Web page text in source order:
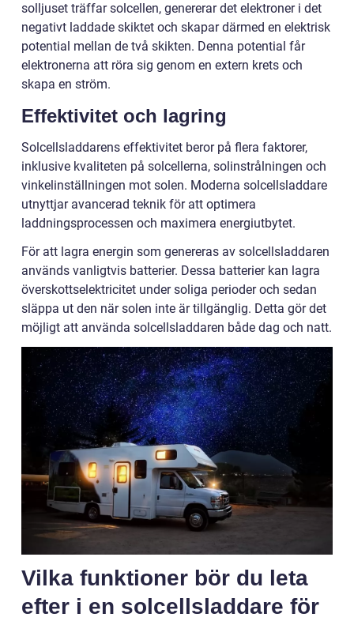
solljuset träffar solcellen, genererar det elektroner i det
negativt laddade skiktet och skapar därmed en elektrisk
potential mellan de två skikten. Denna potential får
elektronerna att röra sig genom en extern krets och
skapa en ström.
Effektivitet och lagring
Solcellsladdarens effektivitet beror på flera faktorer,
inklusive kvaliteten på solcellerna, solinstrålningen och
vinkelinställningen mot solen. Moderna solcellsladdare
utnyttjar avancerad teknik för att optimera
laddningsprocessen och maximera energiutbytet.
För att lagra energin som genereras av solcellsladdaren
används vanligtvis batterier. Dessa batterier kan lagra
överskottselektricitet under soliga perioder och sedan
släppa ut den när solen inte är tillgänglig. Detta gör det
möjligt att använda solcellsladdaren både dag och natt.
Vilka funktioner bör du leta
efter i en solcellsladdare för